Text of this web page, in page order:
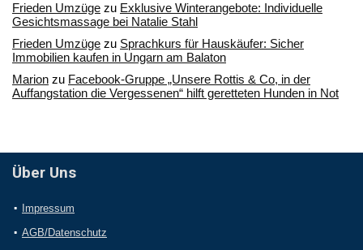
Frieden Umzüge zu Exklusive Winterangebote: Individuelle
Gesichtsmassage bei Natalie Stahl
Frieden Umzüge zu Sprachkurs für Hauskäufer: Sicher
Immobilien kaufen in Ungarn am Balaton
Marion zu Facebook-Gruppe „Unsere Rottis & Co, in der
Auffangstation die Vergessenen“ hilft geretteten Hunden in Not
Über Uns
Impressum
AGB/Datenschutz